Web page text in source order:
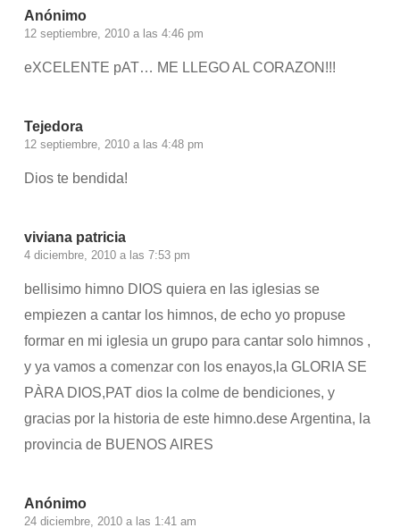
Anónimo
12 septiembre, 2010 a las 4:46 pm
eXCELENTE pAT… ME LLEGO AL CORAZON!!!
Tejedora
12 septiembre, 2010 a las 4:48 pm
Dios te bendida!
viviana patricia
4 diciembre, 2010 a las 7:53 pm
bellisimo himno DIOS quiera en las iglesias se
empiezen a cantar los himnos, de echo yo propuse
formar en mi iglesia un grupo para cantar solo himnos ,
y ya vamos a comenzar con los enayos,la GLORIA SE
PÀRA DIOS,PAT dios la colme de bendiciones, y
gracias por la historia de este himno.dese Argentina, la
provincia de BUENOS AIRES
Anónimo
24 diciembre, 2010 a las 1:41 am